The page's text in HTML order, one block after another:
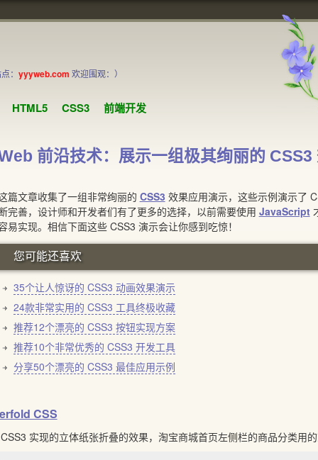
： yyyweb.com 欢迎围观：）
HTML5 CSS3 前端开发
前沿技术：展示一组极其绚丽的 CSS3
文章收集了一组非常绚丽的 CSS3 效果应用演示，这些示例演示了
完善，设计师和开发者们有了更多的选择，以前需要使用 JavaScript
易实现。相信下面这些 CSS3 演示会让你感到吃惊！
您可能还喜欢
35个让人惊讶的 CSS3 动画效果演示
24款非常实用的 CSS3 工具终极收藏
推荐12个漂亮的 CSS3 按钮实现方案
推荐10个非常优秀的 CSS3 开发工具
分享50个漂亮的 CSS3 最佳应用示例
CSS
实现的立体纸张折叠的效果，淘宝商城首页左侧栏的商品分类用